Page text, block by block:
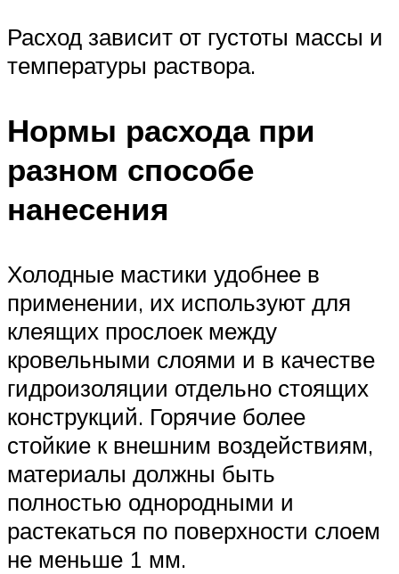
Расход зависит от густоты массы и
температуры раствора.
Нормы расхода при
разном способе
нанесения
Холодные мастики удобнее в
применении, их используют для
клеящих прослоек между
кровельными слоями и в качестве
гидроизоляции отдельно стоящих
конструкций. Горячие более
стойкие к внешним воздействиям,
материалы должны быть
полностью однородными и
растекаться по поверхности слоем
не меньше 1 мм.